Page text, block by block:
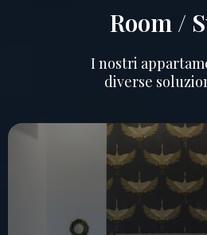
Room /
I nostri
diverse